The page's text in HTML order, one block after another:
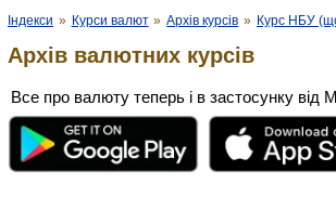
Індекси » Курси валют » Архів курсів » Курс НБУ
Архів валютних курсів
Все про валюту теперь і в застосунку від